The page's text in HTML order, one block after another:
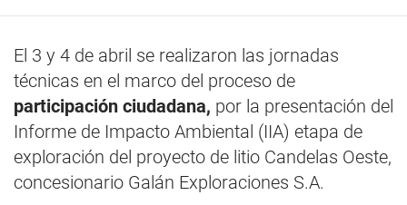
El 3 y 4 de abril se realizaron las jornadas
técnicas en el marco del proceso de
participación ciudadana, por la presentación del
Informe de Impacto Ambiental (IIA) etapa de
exploración del proyecto de litio Candelas Oeste,
concesionario Galán Exploraciones S.A.